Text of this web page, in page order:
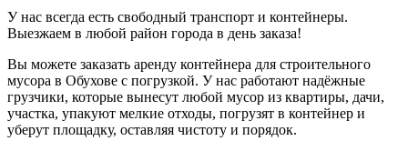
У нас всегда есть свободный транспорт и контейнеры.
Выезжаем в любой район города в день заказа!
Вы можете заказать аренду контейнера для строительного
мусора в Обухове с погрузкой. У нас работают надёжные
грузчики, которые вынесут любой мусор из квартиры, дачи,
участка, упакуют мелкие отходы, погрузят в контейнер и
уберут площадку, оставляя чистоту и порядок.